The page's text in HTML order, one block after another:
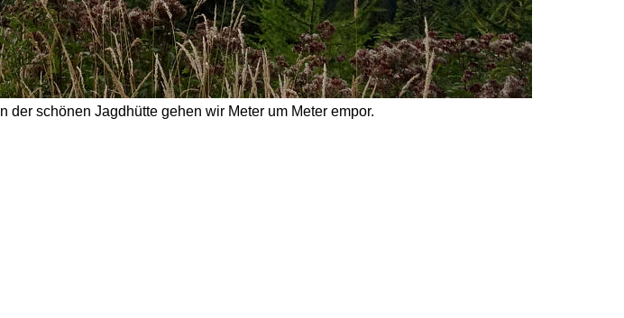
der schönen Jagdhütte gehen wir Meter um Meter empor.